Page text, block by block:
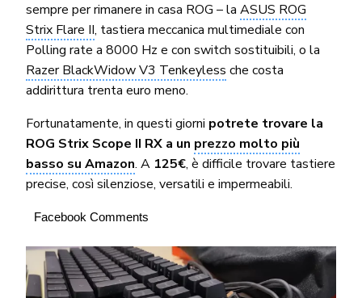
sempre per rimanere in casa ROG – laASUS ROG
Strix Flare II, tastiera meccanica multimediale con
Polling rate a 8000 Hz e con switch sostituibili, o la
Razer BlackWidow V3 Tenkeyless che costa
addirittura trenta euro meno.
Fortunatamente, in questi giorni potrete trovare la
ROG Strix Scope II RX a un prezzo molto più
basso su Amazon. A 125€, è difficile trovare tastiere
precise, così silenziose, versatili e impermeabili.
Facebook Comments